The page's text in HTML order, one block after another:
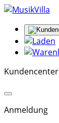
Kundencenter
Anmeldung